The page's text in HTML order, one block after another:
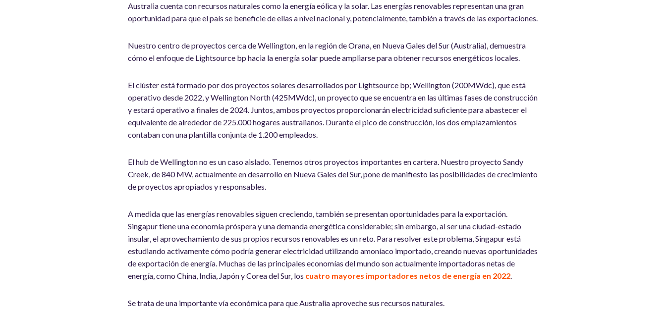
Australia cuenta con recursos naturales como la energía eólica y la solar. Las energías renovables representan una gran
oportunidad para que el país se beneficie de ellas a nivel nacional y, potencialmente, también a través de las exportaciones.
Nuestro centro de proyectos cerca de Wellington, en la región de Orana, en Nueva Gales del Sur (Australia), demuestra
cómo el enfoque de Lightsource bp hacia la energía solar puede ampliarse para obtener recursos energéticos locales.
El clúster está formado por dos proyectos solares desarrollados por Lightsource bp; Wellington (200MWdc), que está
operativo desde 2022, y Wellington North (425MWdc), un proyecto que se encuentra en las últimas fases de construcción
y estará operativo a finales de 2024. Juntos, ambos proyectos proporcionarán electricidad suficiente para abastecer el
equivalente de alrededor de 225.000 hogares australianos. Durante el pico de construcción, los dos emplazamientos
contaban con una plantilla conjunta de 1.200 empleados.
El hub de Wellington no es un caso aislado. Tenemos otros proyectos importantes en cartera. Nuestro proyecto Sandy
Creek, de 840 MW, actualmente en desarrollo en Nueva Gales del Sur, pone de manifiesto las posibilidades de crecimiento
de proyectos apropiados y responsables.
A medida que las energías renovables siguen creciendo, también se presentan oportunidades para la exportación.
Singapur tiene una economía próspera y una demanda energética considerable; sin embargo, al ser una ciudad-estado
insular, el aprovechamiento de sus propios recursos renovables es un reto. Para resolver este problema, Singapur está
estudiando activamente cómo podría generar electricidad utilizando amoníaco importado, creando nuevas oportunidades
de exportación de energía. Muchas de las principales economías del mundo son actualmente importadoras netas de
energía, como China, India, Japón y Corea del Sur, los cuatro mayores importadores netos de energía en 2022
Se trata de una importante vía económica para que Australia aproveche sus recursos naturales.